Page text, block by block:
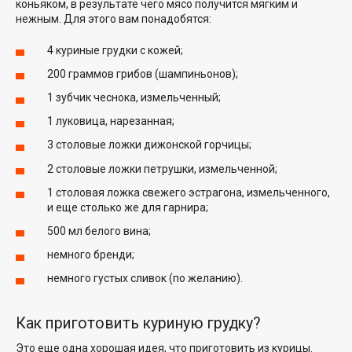
коньяком, в результате чего мясо получится мягким и
нежным. Для этого вам понадобятся:
4 куриные грудки с кожей;
200 граммов грибов (шампиньонов);
1 зубчик чеснока, измельченный;
1 луковица, нарезанная;
3 столовые ложки дижонской горчицы;
2 столовые ложки петрушки, измельченной;
1 столовая ложка свежего эстрагона, измельченного,
и еще столько же для гарнира;
500 мл белого вина;
немного бренди;
немного густых сливок (по желанию).
Как приготовить куриную грудку?
Это еще одна хорошая идея, что приготовить из курицы.